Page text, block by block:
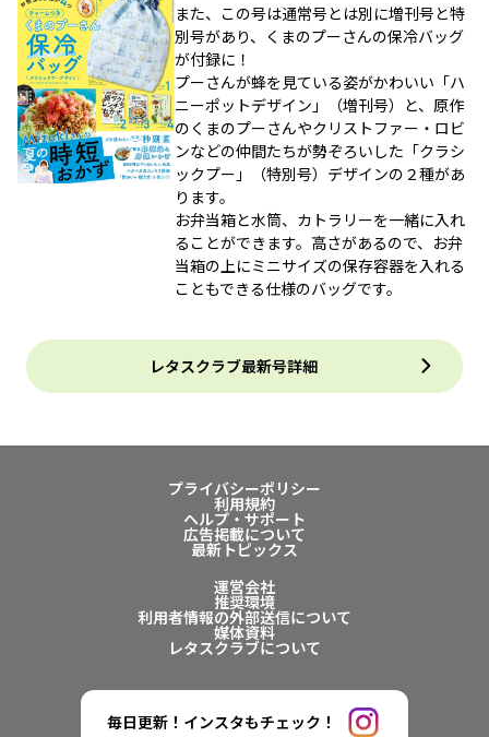
また、この号は通常号とは別に増刊号と特
別号があり、くまのプーさんの保冷バッグ
が付録に！
プーさんが蜂を見ている姿がかわいい「ハ
ニーポットデザイン」（増刊号）と、原作
のくまのプーさんやクリストファー・ロビ
ンなどの仲間たちが勢ぞろいした「クラシ
ックプー」（特別号）デザインの２種があ
ります。
お弁当箱と水筒、カトラリーを一緒に入れ
ることができます。高さがあるので、お弁
当箱の上にミニサイズの保存容器を入れる
こともできる仕様のバッグです。
レタスクラブ最新号詳細
プライバシーポリシー
利用規約
ヘルプ・サポート
広告掲載について
最新トピックス
運営会社
推奨環境
利用者情報の外部送信について
媒体資料
レタスクラブについて
毎日更新！インスタもチェック！